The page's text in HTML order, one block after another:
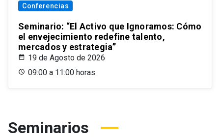
Conferencias
Seminario: “El Activo que Ignoramos: Cómo
el envejecimiento redefine talento,
mercados y estrategia”
19 de Agosto de 2026
09:00 a 11:00 horas
Seminarios